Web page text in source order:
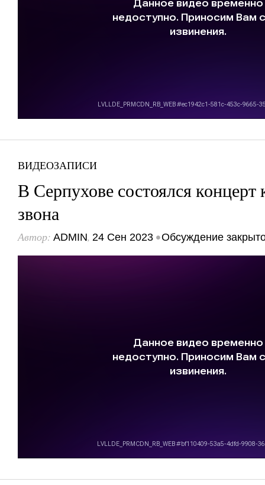
ВИДЕОЗАПИСИ
В Серпухове состоялся концерт
звона
Автор: ADMIN, 24 Сен 2023 •Обсуждение